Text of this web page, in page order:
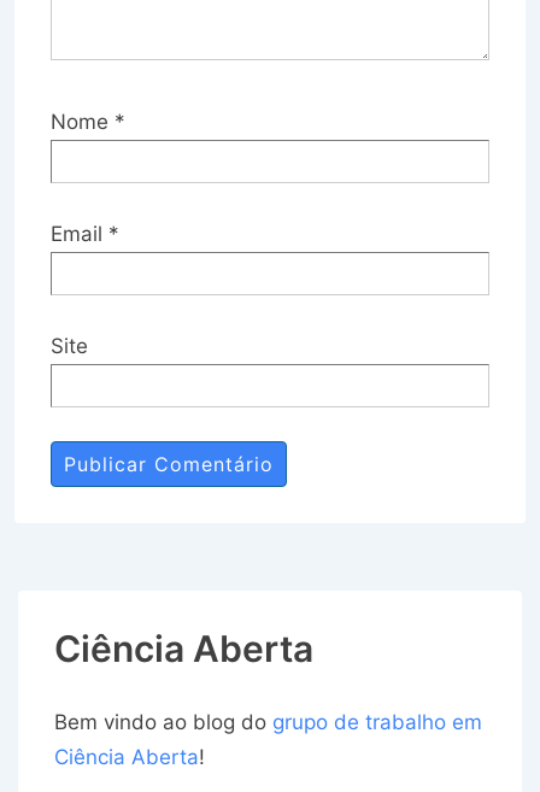
Nome *
Email *
Site
Ciência Aberta
Bem vindo ao blog do grupo de trabalho em
Ciência Aberta!